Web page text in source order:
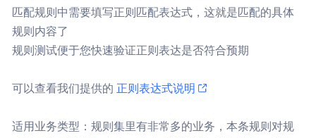
匹配规则中需要填写正则匹配表达式，这就是匹配的具体
规则内容了
规则测试便于您快速验证正则表达是否符合预期
可以查看我们提供的 正则表达式说明
适用业务类型：规则集里有非常多的业务，本条规则对规